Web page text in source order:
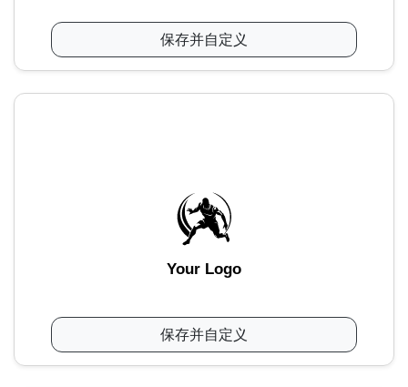
保存并自定义
Your Logo
保存并自定义